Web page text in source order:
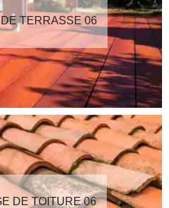
TERRASSE 06
DE TOITURE 06